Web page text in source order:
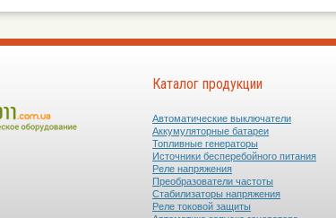
Каталог продукции
Автоматические выключатели
Аккумуляторные батареи
Топливные генераторы
Источники бесперебойного питания
Реле напряжения
Преобразователи частоты
Стабилизаторы напряжения
Реле токовой защиты